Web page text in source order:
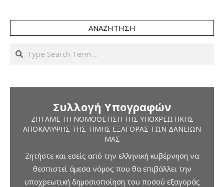
ΑΝΑΖΉΤΗΣΗ
Search
Συλλογή Υπογραφών
ΖΗΤΆΜΕ ΤΗ ΝΟΜΟΘΈΤΙΣΗ ΤΗΣ ΥΠΟΧΡΕΩΤΙΚΉΣ
ΑΠΟΚΆΛΥΨΗΣ ΤΗΣ ΤΙΜΉΣ ΕΞΑΓΟΡΆΣ ΤΩΝ ΔΑΝΕΊΩΝ
ΜΑΣ
Ζητήστε και εσείς από την ελληνική κυβέρνηση να
θεσπιστεί άμεσα νόμος που θα επιβάλλει την
υποχρεωτική δημοσιοποίηση του ποσού εξαγοράς